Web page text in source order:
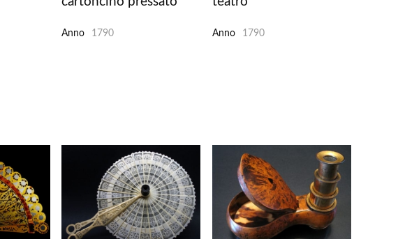
Anno 1790 Anno 1790